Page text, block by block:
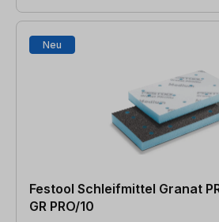
Neu
Festool Schleifmittel Granat
GR PRO/10